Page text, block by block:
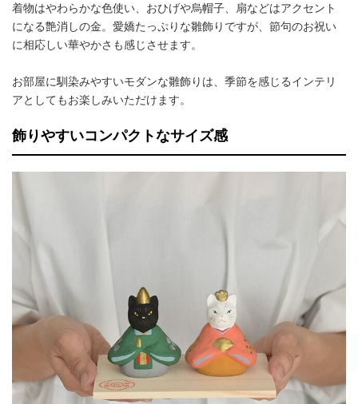
着物はやわらかな色使い、おひげや烏帽子、扇などはアクセント
になる艶消しの金。愛嬌たっぷりな雛飾りですが、節句のお祝い
に相応しい華やかさも感じさせます。
お部屋に馴染みやすいモダンな雛飾りは、季節を感じるインテリ
アとしてもお楽しみいただけます。
飾りやすいコンパクトなサイズ感